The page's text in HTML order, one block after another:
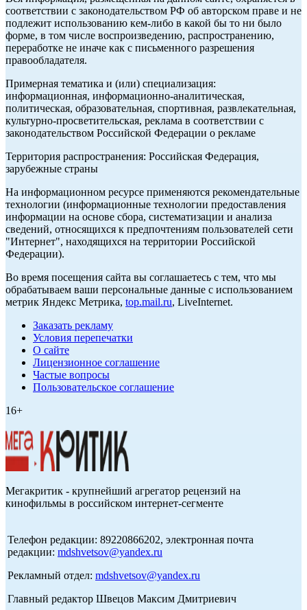
соответствии с законодательством РФ об авторском праве и не
подлежит использованию кем-либо в какой бы то ни было
форме, в том числе воспроизведению, распространению,
переработке не иначе как с письменного разрешения
правообладателя.
Примерная тематика и (или) специализация:
информационная, информационно-аналитическая,
политическая, образовательная, спортивная, развлекательная,
культурно-просветительская, реклама в соответствии с
законодательством Российской Федерации о рекламе
Территория распространения: Российская Федерация,
зарубежные страны
На информационном ресурсе применяются рекомендательные
технологии (информационные технологии предоставления
информации на основе сбора, систематизации и анализа
сведений, относящихся к предпочтениям пользователей сети
"Интернет", находящихся на территории Российской
Федерации).
Во время посещения сайта вы соглашаетесь с тем, что мы
обрабатываем ваши персональные данные с использованием
метрик Яндекс Метрика, top.mail.ru, LiveInternet.
Заказать рекламу
Условия перепечатки
О сайте
Лицензионное соглашение
Частые вопросы
Пользовательское соглашение
16+
Мегакритик - крупнейший агрегатор рецензий на
кинофильмы в российском интернет-сегменте
Телефон редакции: 89220866202, электронная почта
редакции: mdshvetsov@yandex.ru
Рекламный отдел: mdshvetsov@yandex.ru
Главный редактор Швецов Максим Дмитриевич